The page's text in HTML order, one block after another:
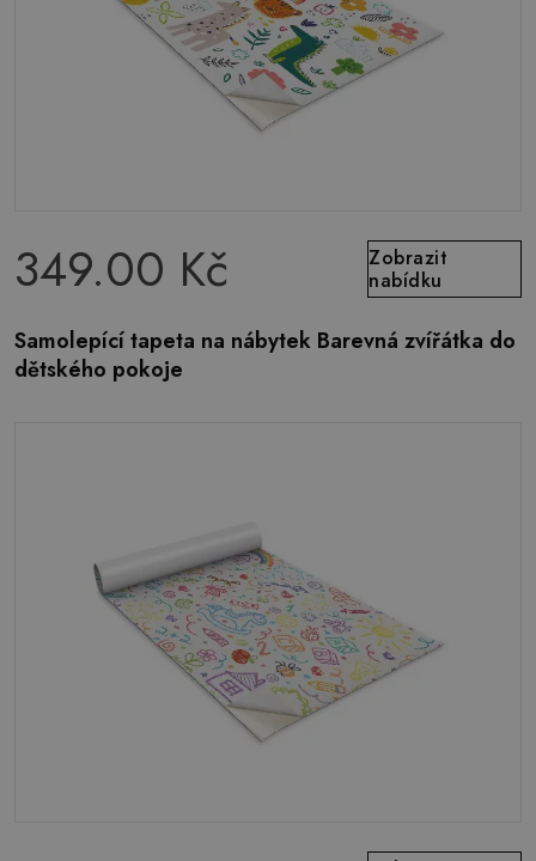
349.00 Kč
Zobrazit
nabídku
Samolepící tapeta na nábytek Barevná zvířátka do
dětského pokoje